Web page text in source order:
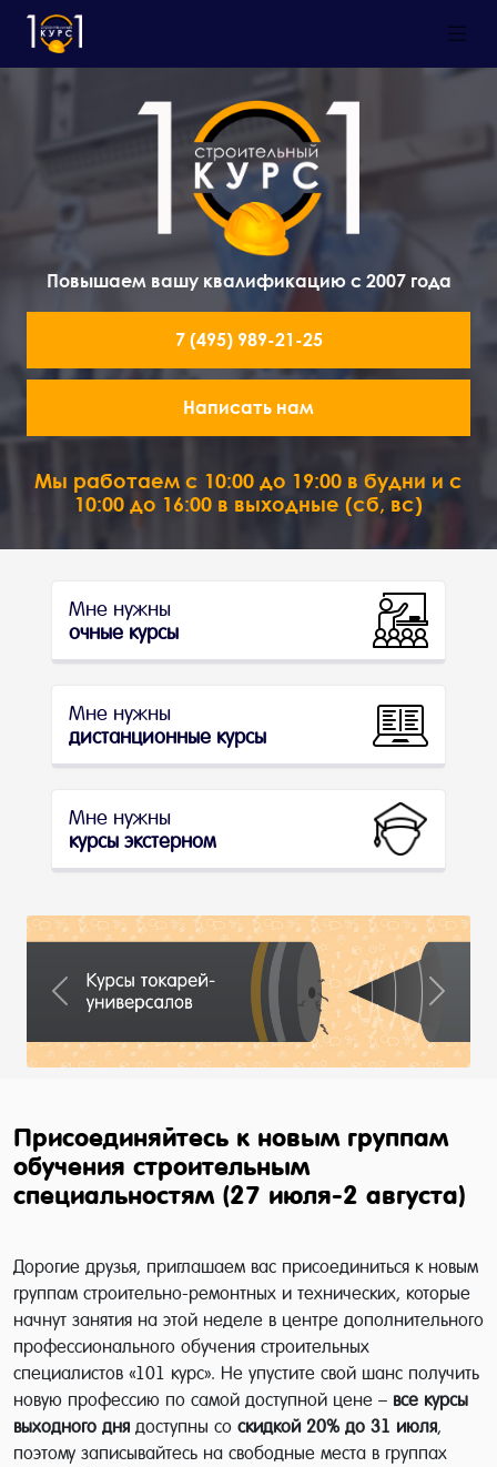
Повышаем вашу квалификацию с 2007 года
7 (495) 989-21-25
Написать нам
Мы работаем с 10:00 до 19:00 в будни и с
10:00 до 16:00 в выходные (сб, вс)
Мне нужны
очные курсы
Мне нужны
дистанционные курсы
Мне нужны
курсы экстерном
Previous Next
Присоединяйтесь к новым группам
обучения строительным
специальностям (27 июля-2 августа)
Дорогие друзья, приглашаем вас присоединиться к новым
группам строительно-ремонтных и технических, которые
начнут занятия на этой неделе в центре дополнительного
профессионального обучения строительных
специалистов «101 курс». Не упустите свой шанс получить
новую профессию по самой доступной цене – все курсы
выходного дня доступны со скидкой 20% до 31 июля,
поэтому записывайтесь на свободные места в группах